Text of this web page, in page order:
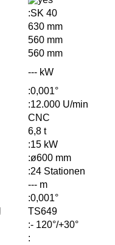
:SK 40
630 mm
560 mm
560 mm
--- kW
:0,001°
:12.000 U/min
CNC
6,8 t
:15 kW
:ø600 mm
:24 Stationen
--- m
:0,001°
TS649
:- 120°/+30°
: